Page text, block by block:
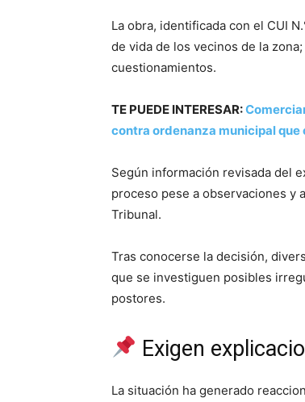
La obra, identificada con el CUI
de vida de los vecinos de la
cuestionamientos.
TE PUEDE INTERESAR:
contra ordenanza municipal
Según información revisada del
proceso pese a observaciones y
Tribunal.
Tras conocerse la decisión,
que se investiguen posibles
postores.
Exigen
La situación ha generado